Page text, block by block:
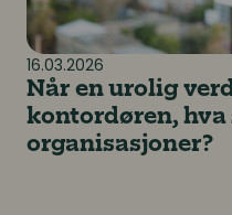
16.03.2026
Når en urolig
kontordøren,
organisasjoner?